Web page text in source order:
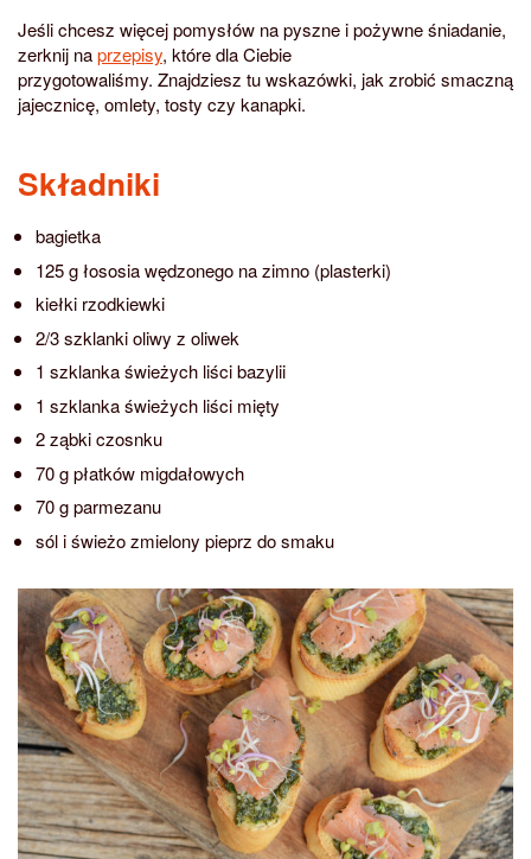
Jeśli chcesz więcej pomysłów na pyszne i pożywne śniadanie,
zerknij naprzepisy, które dla Ciebie
przygotowaliśmy. Znajdziesz tu wskazówki, jak zrobić smaczną
jajecznicę, omlety, tosty czy kanapki.
Składniki
bagietka
125 g łososia wędzonego na zimno (plasterki)
kiełki rzodkiewki
2/3 szklanki oliwy z oliwek
1 szklanka świeżych liści bazylii
1 szklanka świeżych liści mięty
2 ząbki czosnku
70 g płatków migdałowych
70 g parmezanu
sól i świeżo zmielony pieprz do smaku